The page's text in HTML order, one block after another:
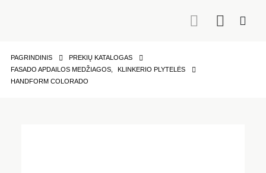
PAGRINDINIS
PREKIŲ KATALOGAS
FASADO APDAILOS MEDŽIAGOS,
KLINKERIO PLYTELĖS
HANDFORM COLORADO